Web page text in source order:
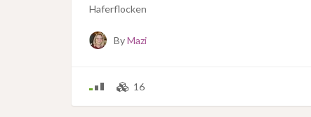
Haferflocken
ByMazi
16